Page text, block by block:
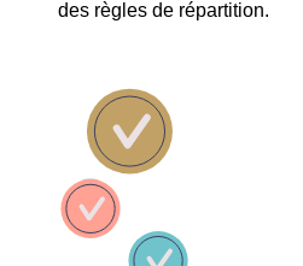
des règles de répartition.